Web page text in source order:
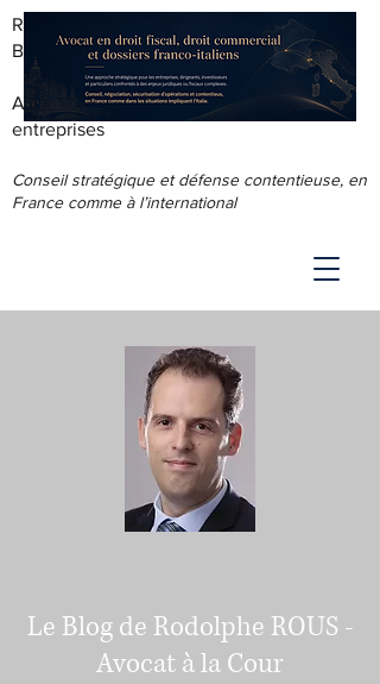
RODOLPHE ROUS - AVOCAT AU
BARREAU DE LYON
Accompagnement juridique & fiscal des
entreprises
Conseil stratégique et défense contentieuse, en
France comme à l’international
Le Blog de Rodolphe ROUS -
Avocat à la Cour